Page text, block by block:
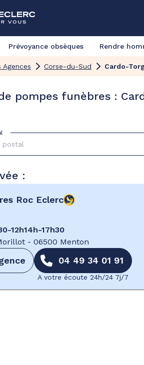
Prévoyance obsèques Rendre
Agences Corse-du-Sud Cardo-
pompes funèbres :
:
Roc Eclerc
12h14h-17h30
- 06500 Menton
04 49 34 01 91
A votre écoute 24h/24 7j/7